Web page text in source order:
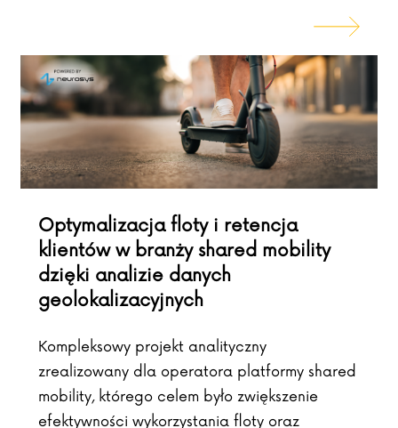
Optymalizacja floty i retencja
klientów w branży shared mobility
dzięki analizie danych
geolokalizacyjnych
Kompleksowy projekt analityczny
zrealizowany dla operatora platformy shared
mobility, którego celem było zwiększenie
efektywności wykorzystania floty oraz